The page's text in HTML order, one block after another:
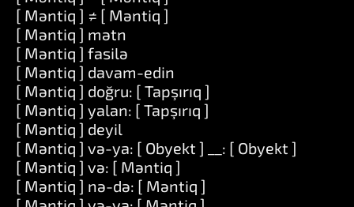
[ Məntiq ] ≠ [ Məntiq ]
[ Məntiq ] mətn
[ Məntiq ] fasilə
[ Məntiq ] davam-edin
[ Məntiq ] doğru: [ Tapşırıq ]
[ Məntiq ] yalan: [ Tapşırıq ]
[ Məntiq ] deyil
[ Məntiq ] və-ya: [ Obyekt ] __: [ Obyekt ]
[ Məntiq ] və: [ Məntiq ]
[ Məntiq ] nə-də: [ Məntiq ]